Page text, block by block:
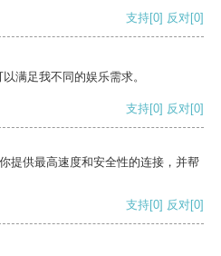
支持[0] 反对[0]
满足我不同的娱乐需求。
支持[0] 反对[0]
提供最高速度和安全性的连接，并帮
支持[0] 反对[0]